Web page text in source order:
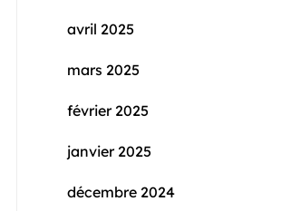
avril 2025
mars 2025
février 2025
janvier 2025
décembre 2024